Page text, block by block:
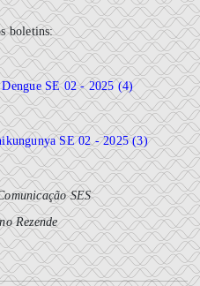
boletins:
SE 02 - 2025 (4)
SE 02 - 2025 (3)
SES
Rezende